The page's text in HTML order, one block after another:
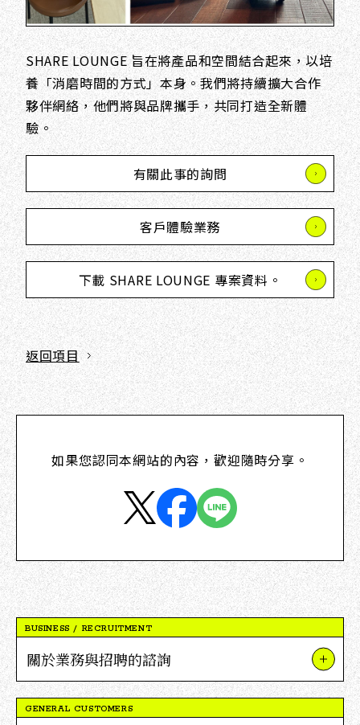
SHARE LOUNGE 旨在將產品和空間結合起來，以培
養「消磨時間的方式」本身。我們將持續擴大合作
夥伴網絡，他們將與品牌攜手，共同打造全新體
驗。
有關此事的詢問
客戶體驗業務
下載 SHARE LOUNGE 專案資料。
返回項目
如果您認同本網站的內容，歡迎隨時分享。
BUSINESS / RECRUITMENT
關於業務與招聘的諮詢
關於我們的業務與項目
GENERAL CUSTOMERS